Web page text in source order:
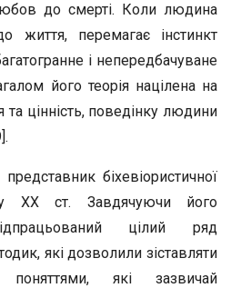
до смерті. Коли людина
життя, перемагає інстинкт
і непередбачуване
його теорія націлена на
цінність, поведінку людини
біхевіористичної
XX ст. Завдячуючи його
цілий ряд
які дозволили зіставляти
які зазвичай